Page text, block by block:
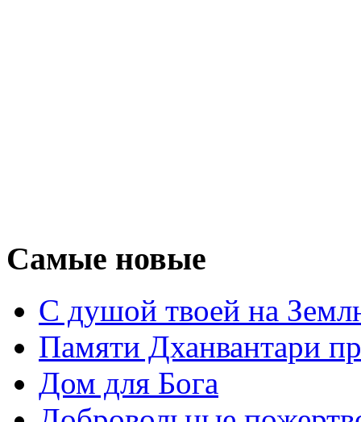
Самые новые
С душой твоей на
Памяти Дханвантари
Дом для Бога